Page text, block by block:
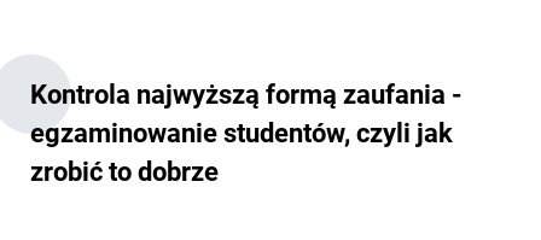
Kontrola najwyższą formą zaufania -
egzaminowanie studentów, czyli jak
zrobić to dobrze